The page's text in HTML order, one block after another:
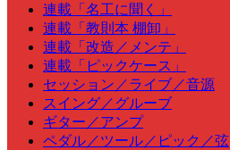
content
連載「名工に聞く」
連載「教則本 棚卸」
連載「改造／メンテ」
連載「ピックケース」
セッション／ライブ／音源
スイング／グルーブ
ギター／アンプ
ペダル／ツール／ピック／弦